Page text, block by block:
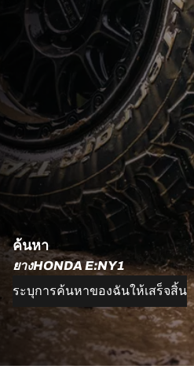
ค้นหา
ยางHONDA E:NY1
ระบุการค้นหาของฉันให้เสร็จสิ้น